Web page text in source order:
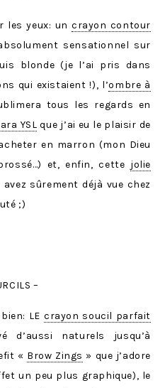
les yeux: un crayon contour
sensationnel sur
blonde (je l’ai pris dans
qui existaient !), l’ombre à
tous les regards en
YSL que j’ai eu le plaisir de
en marron (mon Dieu
et, enfin, cette jolie
avez sûrement déjà vue chez
;)
–
LE crayon soucil parfait
d’aussi naturels jusqu’à
« Brow Zings » que j’adore
un peu plus graphique), le